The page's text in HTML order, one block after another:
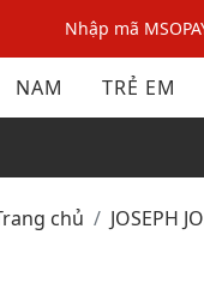
Nhập mã
Nhập mã:
Nhập mã
NAM TRẺ EM
Trang chủ JOSEPH